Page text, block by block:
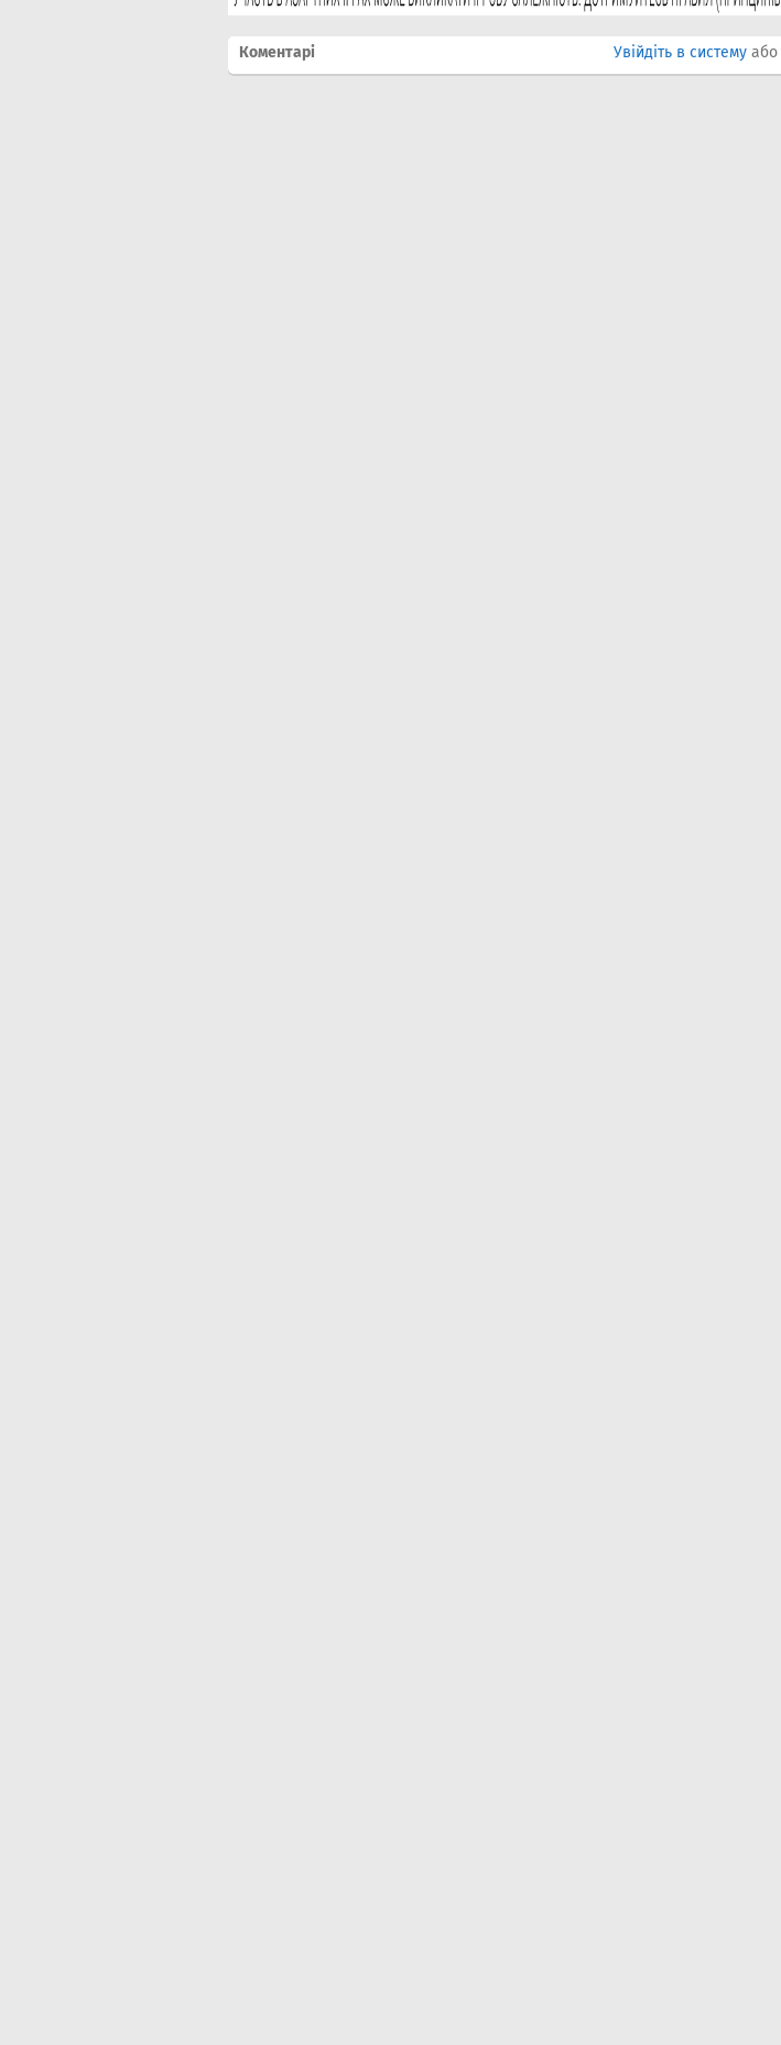
Коментарі Увійдіть в систему або